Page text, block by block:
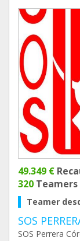
49.349 €
320 Teamers
Teamer
SOS
SOS Perrera